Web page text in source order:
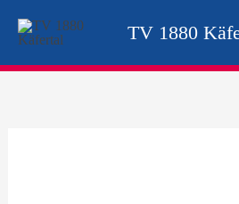
Inhalt
springen
TV 1880